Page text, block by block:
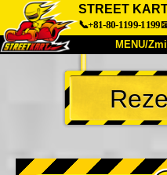
STREET
📞+81-80-1199-1199
MENU/
O nas
Firma